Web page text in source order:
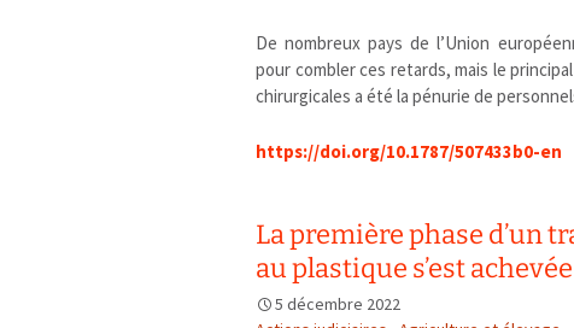
De nombreux pays de l’Union
pour combler ces retards, mais le
chirurgicales a été la pénurie de
https://doi.org/10.1787/507433b0-en
La première phase d’un
au plastique s’est achevée
5 décembre 2022